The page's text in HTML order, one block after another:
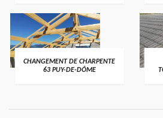
CHANGEMENT DE CHARPENTE
63 PUY-DE-DÔME